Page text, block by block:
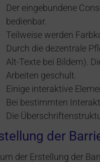
Der eingebundene
bedienbar.
Teilweise werden
Durch die dezentrale
Alt-Texte bei Bildern).
Arbeiten geschult.
Einige interaktive
Bei bestimmten
Die
der
der Erstellung der